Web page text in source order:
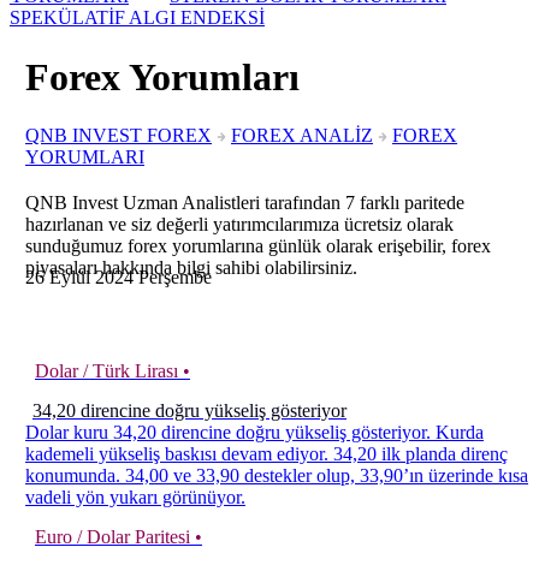
SPEKÜLATİF ALGI ENDEKSİ
Forex Yorumları
QNB INVEST FOREX FOREX ANALİZ
FOREX
YORUMLARI
QNB Invest Uzman Analistleri tarafından 7 farklı paritede
hazırlanan ve siz değerli yatırımcılarımıza ücretsiz olarak
sunduğumuz forex yorumlarına günlük olarak erişebilir, forex
piyasaları hakkında bilgi sahibi olabilirsiniz.
26Eylül2024Perşembe
Dolar / Türk Lirası •
34,20 direncine doğru yükseliş gösteriyor
Dolar kuru 34,20 direncine doğru yükseliş gösteriyor. Kurda
kademeli yükseliş baskısı devam ediyor. 34,20 ilk planda direnç
konumunda. 34,00 ve 33,90 destekler olup, 33,90’ın üzerinde kısa
vadeli yön yukarı görünüyor.
Euro / Dolar Paritesi •